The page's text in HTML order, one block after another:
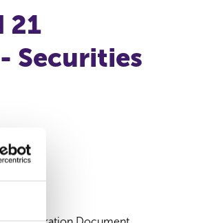
21
Securities